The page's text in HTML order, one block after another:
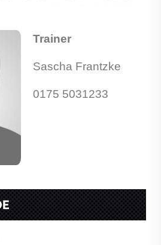
Trainer
Sascha Frantzke
0175 5031233